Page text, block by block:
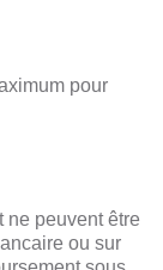
pour
ne peuvent être
ou sur